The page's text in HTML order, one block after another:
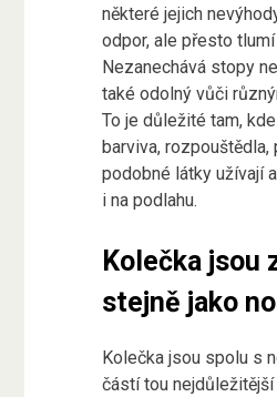
některé jejich
odpor, ale přesto tlumí
Nezanechává stopy
také odolný vůči
To je důležité tam,
barviva, rozpouštědla,
podobné látky užívají
i na podlahu.
Kolečka jsou
stejně jako
Kolečka jsou spolu s
částí tou nejdůležitější